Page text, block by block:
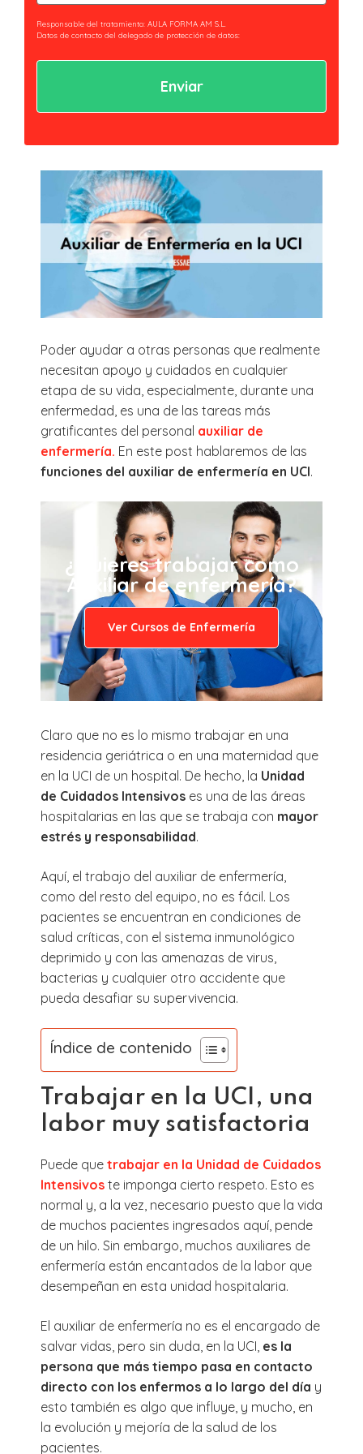
Responsable del tratamiento: AULA FORMA AM S.L.
Datos de contacto del delegado de protección de datos:
Legitimación: Tratamientos sometidos al cumplimiento de obligación legal
los derechos reconocidos por la normativa aplicable en la política de
Poder ayudar a otras personas que realmente
necesitan apoyo y cuidados en cualquier
etapa de su vida, especialmente, durante una
enfermedad, es una de las tareas más
gratificantes del personal auxiliar de
enfermería. En este post hablaremos de las
funciones del auxiliar de enfermería en UCI.
¿Quieres trabajar como
Auxiliar de enfermería?
Ver Cursos de Enfermería
Claro que no es lo mismo trabajar en una
residencia geriátrica o en una maternidad que
en la UCI de un hospital. De hecho, la Unidad
de Cuidados Intensivos es una de las áreas
hospitalarias en las que se trabaja con mayor
estrés y responsabilidad.
Aquí, el trabajo del auxiliar de enfermería,
como del resto del equipo, no es fácil. Los
pacientes se encuentran en condiciones de
salud críticas, con el sistema inmunológico
deprimido y con las amenazas de virus,
bacterias y cualquier otro accidente que
pueda desafiar su supervivencia.
Índice de contenido
Trabajar en la UCI, una
labor muy satisfactoria
Puede que trabajar en la Unidad de Cuidados
Intensivos te imponga cierto respeto. Esto es
normal y, a la vez, necesario puesto que la vida
de muchos pacientes ingresados aquí, pende
de un hilo. Sin embargo, muchos auxiliares de
enfermería están encantados de la labor que
desempeñan en esta unidad hospitalaria.
El auxiliar de enfermería no es el encargado de
salvar vidas, pero sin duda, en la UCI, es la
persona que más tiempo pasa en contacto
directo con los enfermos a lo largo del día y
esto también es algo que influye, y mucho, en
la evolución y mejoría de la salud de los
pacientes.